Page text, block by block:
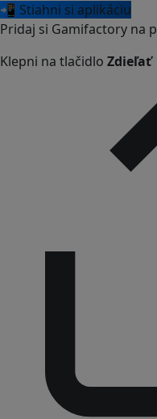
📲 Stiahni si aplikáciu
Pridaj si Gamifactory na
Klepni na tlačidlo Zdieľať